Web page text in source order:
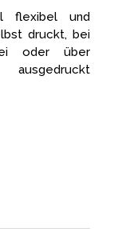
flexibel und
druckt, bei
oder über
ausgedruckt